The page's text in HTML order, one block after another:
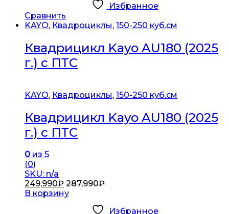
Избранное
Сравнить
KAYO, Квадроциклы, 150-250 куб.см
Квадрицикл Kayo AU180 (2025
г.) c ПТС
KAYO, Квадроциклы, 150-250 куб.см
Квадрицикл Kayo AU180 (2025
г.) c ПТС
0 из 5
(0)
SKU: n/a
249,990₽ 287,990₽
В корзину
Избранное